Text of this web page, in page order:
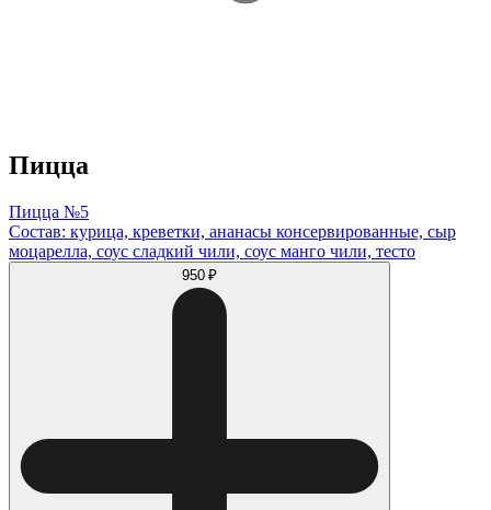
Пицца
Пицца №5
Состав: курица, креветки, ананасы консервированные, сыр
моцарелла, соус сладкий чили, соус манго чили, тесто
950 ₽